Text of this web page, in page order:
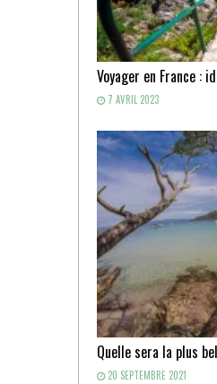
Voyager en France :
7 AVRIL 2023
Quelle sera la plus
20 SEPTEMBRE 2021